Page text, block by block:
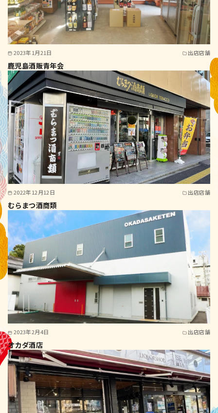
2023年1月21日 出店店舗
鹿児島酒販青年会
2022年12月12日 出店店舗
むらまつ酒商類
2023年2月4日 出店店舗
オカダ酒店